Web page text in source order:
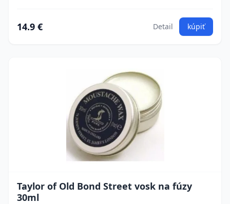
14.9 € Detail kúpiť
Taylor of Old Bond Street vosk na fúzy
30ml